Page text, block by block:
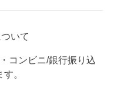
いて
コンビニ/銀行振り込
。